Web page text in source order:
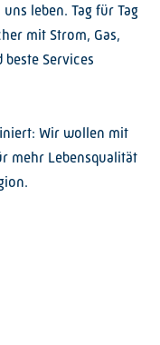
leben. Tag für Tag
mit Strom, Gas,
beste Services
Wir wollen mit
mehr Lebensqualität